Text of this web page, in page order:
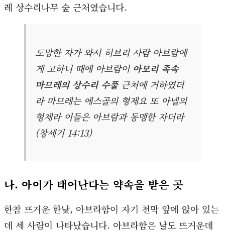
레 상수리나무 숲 근처였습니다.
도망한 자가 와서 히브리 사람 아브람에
게 고하니 때에 아브람이 아모리 족속
마므레의 상수리 수풀근처에 거하였더
라 마므레는 에스골의 형제요 또 아넬의
형제라 이들은 아브람과 동맹한 자더라
(창세기 14:13)
나. 아이가 태어난다는 약속을 받은 곳
한참 뜨거운 한낮, 아브라함이 자기 천막 앞에 앉아 있는
데 세 사람이 나타났습니다. 아브라함은 날도 뜨거운데